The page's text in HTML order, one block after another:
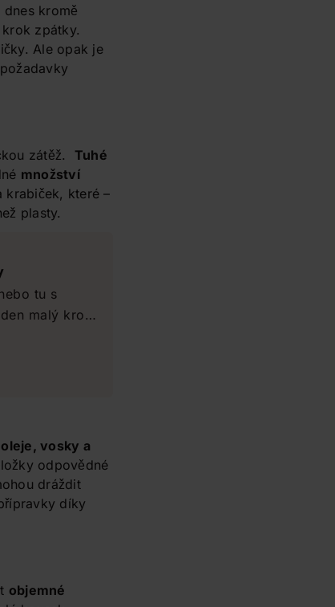
kromě
zpátky.
Ale opak je
zátěž. Tuhé
množství
krabiček, které –
plasty.
tu s
malý krok.
životní
vosky a
odpovědné
dráždit
díky
objemné